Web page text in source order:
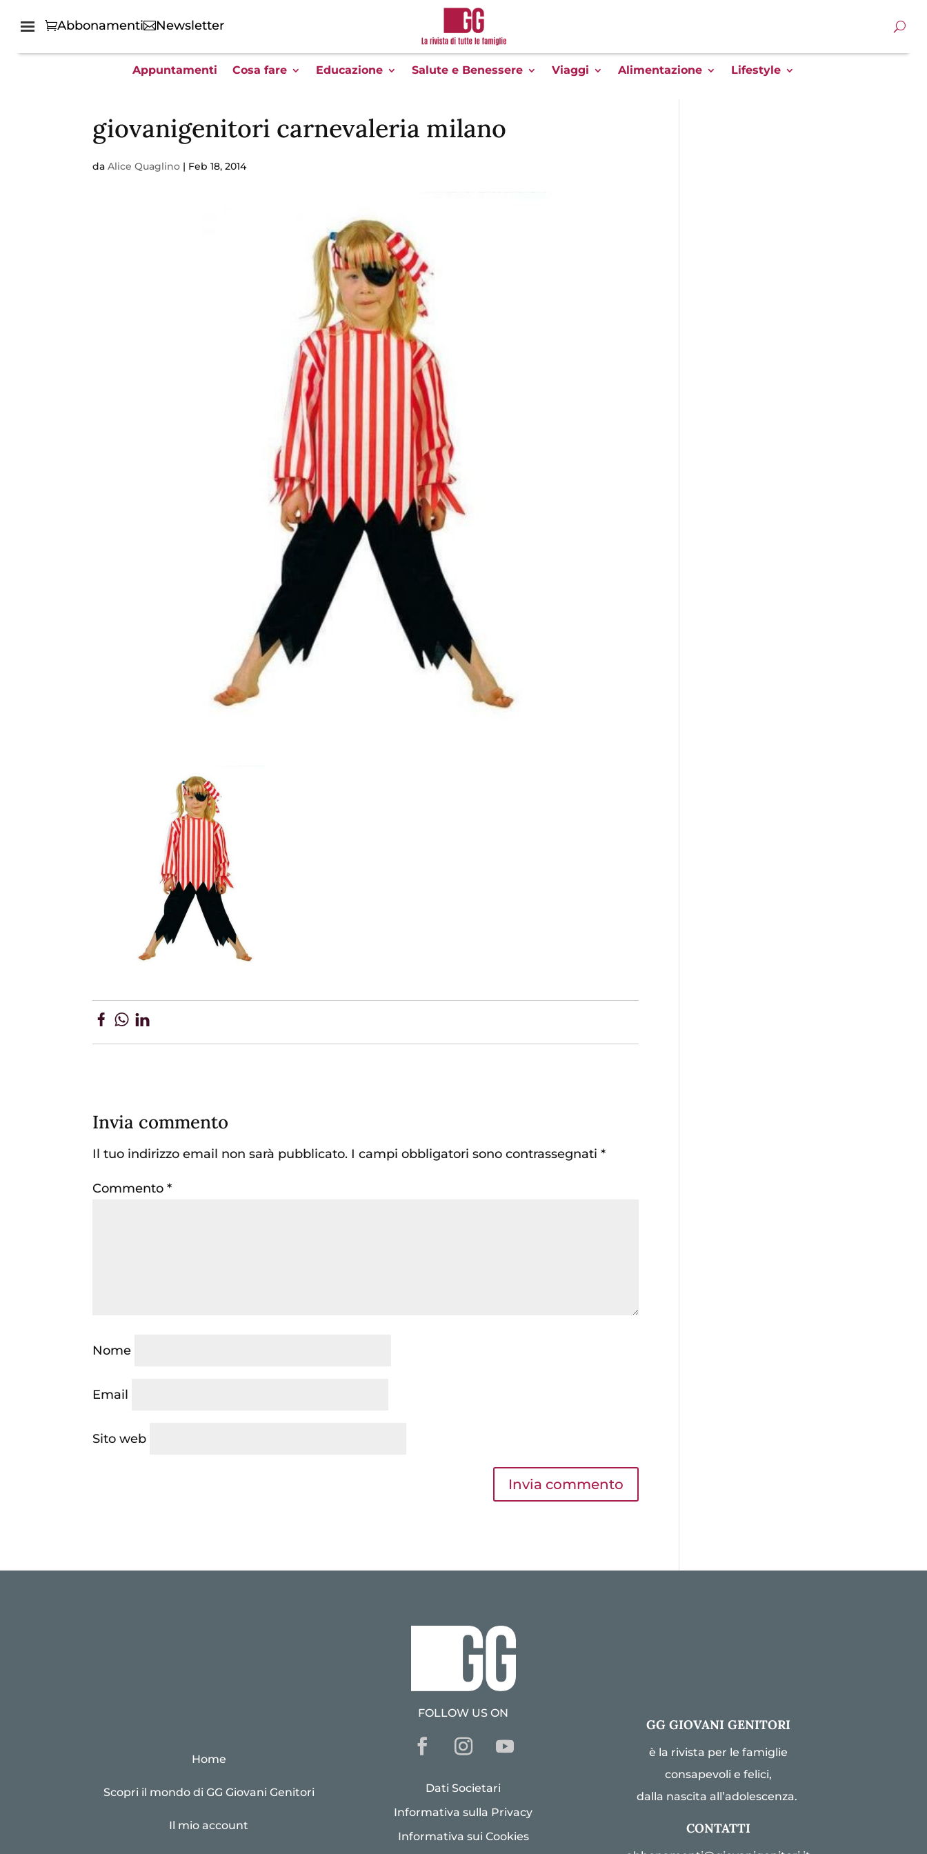
Abbonamenti Newsletter
Appuntamenti Cosa fare Educazione Salute e Benessere Viaggi Alimentazione Lifestyle
giovanigenitori carnevaleria milano
daAlice Quaglino | Feb 18, 2014
Invia commento
Il tuo indirizzo email non sarà pubblicato. I campi obbligatori sono contrassegnati*
Commento*
Nome
Email
Sito web
Home
Scopri il mondo di GG Giovani Genitori
Il mio account
FOLLOW US ON
Dati Societari
Informativa sulla Privacy
Informativa sui Cookies
GG GIOVANI GENITORI
è la rivista per le famiglie
consapevoli e felici,
dalla nascita all’adolescenza.
CONTATTI